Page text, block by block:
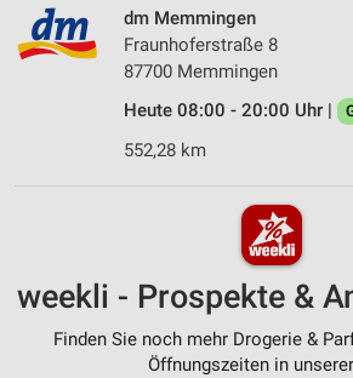
dm Memmingen
Fraunhoferstraße 8
87700 Memmingen
Heute 08:00 - 20:00 Uhr |
552,28 km
weekli - Prospekte &
Finden Sie noch mehr Drogerie &
Öffnungszeiten in